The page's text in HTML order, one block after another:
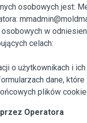
osobowych jest:
w
celach:
o użytkownikach i
dane,
plików cookie
Operatora